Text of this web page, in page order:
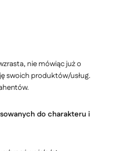
nie mówiąc już o
swoich produktów/usług.
do charakteru i